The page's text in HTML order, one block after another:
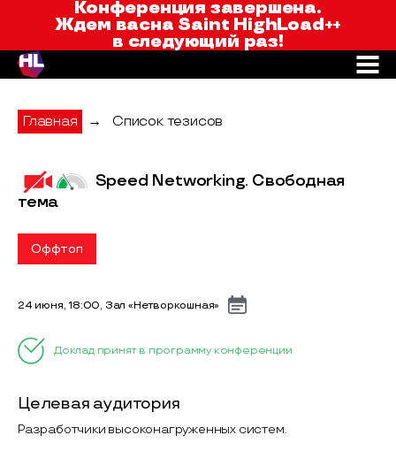
Saint HighLoad++Конференция завершена.
Ждем васна Saint HighLoad++
в следующий раз!
Главная → Список тезисов
Speed Networking. Свободная
тема
Оффтоп
24 июня, 18:00, Зал «Нетворкошная»
Доклад принят в программу конференции
Целевая аудитория
Разработчики высоконагруженных систем.